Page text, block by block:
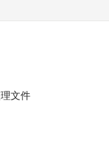
文件